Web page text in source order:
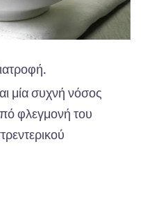
μία συχνή νόσος
φλεγμονή του